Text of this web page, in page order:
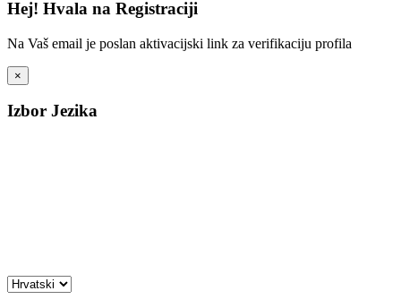
Hej! Hvala na Registraciji
Na Vaš email je poslan aktivacijski link za verifikaciju profila
×
Izbor Jezika